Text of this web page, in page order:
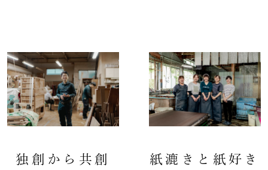
独創から共創 紙漉きと紙好き